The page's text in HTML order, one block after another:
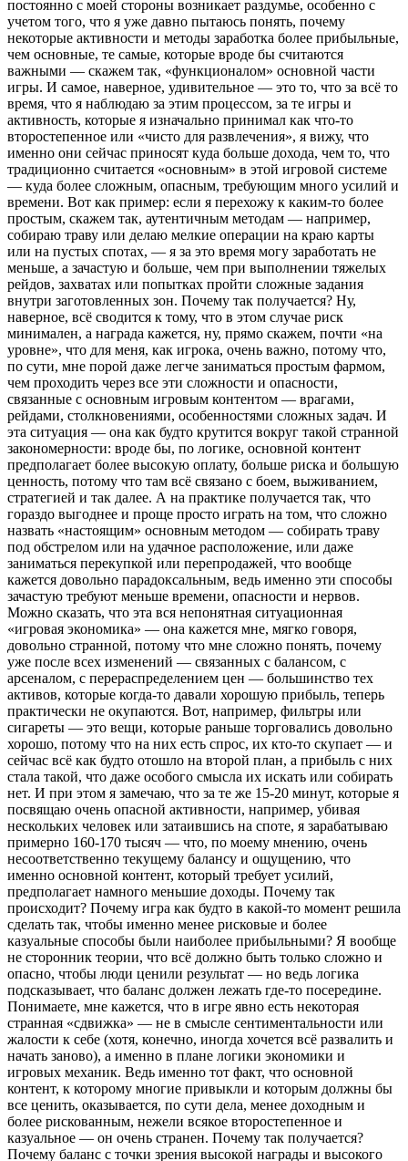
постоянно с моей стороны возникает раздумье, особенно с
учетом того, что я уже давно пытаюсь понять, почему
некоторые активности и методы заработка более прибыльные,
чем основные, те самые, которые вроде бы считаются
важными — скажем так, «функционалом» основной части
игры. И самое, наверное, удивительное — это то, что за всё то
время, что я наблюдаю за этим процессом, за те игры и
активность, которые я изначально принимал как что-то
второстепенное или «чисто для развлечения», я вижу, что
именно они сейчас приносят куда больше дохода, чем то, что
традиционно считается «основным» в этой игровой системе
— куда более сложным, опасным, требующим много усилий и
времени. Вот как пример: если я перехожу к каким-то более
простым, скажем так, аутентичным методам — например,
собираю траву или делаю мелкие операции на краю карты
или на пустых спотах, — я за это время могу заработать не
меньше, а зачастую и больше, чем при выполнении тяжелых
рейдов, захватах или попытках пройти сложные задания
внутри заготовленных зон. Почему так получается? Ну,
наверное, всё сводится к тому, что в этом случае риск
минимален, а награда кажется, ну, прямо скажем, почти «на
уровне», что для меня, как игрока, очень важно, потому что,
по сути, мне порой даже легче заниматься простым фармом,
чем проходить через все эти сложности и опасности,
связанные с основным игровым контентом — врагами,
рейдами, столкновениями, особенностями сложных задач. И
эта ситуация — она как будто крутится вокруг такой странной
закономерности: вроде бы, по логике, основной контент
предполагает более высокую оплату, больше риска и большую
ценность, потому что там всё связано с боем, выживанием,
стратегией и так далее. А на практике получается так, что
гораздо выгоднее и проще просто играть на том, что сложно
назвать «настоящим» основным методом — собирать траву
под обстрелом или на удачное расположение, или даже
заниматься перекупкой или перепродажей, что вообще
кажется довольно парадоксальным, ведь именно эти способы
зачастую требуют меньше времени, опасности и нервов.
Можно сказать, что эта вся непонятная ситуационная
«игровая экономика» — она кажется мне, мягко говоря,
довольно странной, потому что мне сложно понять, почему
уже после всех изменений — связанных с балансом, с
арсеналом, с перераспределением цен — большинство тех
активов, которые когда-то давали хорошую прибыль, теперь
практически не окупаются. Вот, например, фильтры или
сигареты — это вещи, которые раньше торговались довольно
хорошо, потому что на них есть спрос, их кто-то скупает — и
сейчас всё как будто отошло на второй план, а прибыль с них
стала такой, что даже особого смысла их искать или собирать
нет. И при этом я замечаю, что за те же 15-20 минут, которые я
посвящаю очень опасной активности, например, убивая
нескольких человек или затаившись на споте, я зарабатываю
примерно 160-170 тысяч — что, по моему мнению, очень
несоответственно текущему балансу и ощущению, что
именно основной контент, который требует усилий,
предполагает намного меньшие доходы. Почему так
происходит? Почему игра как будто в какой-то момент решила
сделать так, чтобы именно менее рисковые и более
казуальные способы были наиболее прибыльными? Я вообще
не сторонник теории, что всё должно быть только сложно и
опасно, чтобы люди ценили результат — но ведь логика
подсказывает, что баланс должен лежать где-то посередине.
Понимаете, мне кажется, что в игре явно есть некоторая
странная «сдвижка» — не в смысле сентиментальности или
жалости к себе (хотя, конечно, иногда хочется всё развалить и
начать заново), а именно в плане логики экономики и
игровых механик. Ведь именно тот факт, что основной
контент, к которому многие привыкли и которым должны бы
все ценить, оказывается, по сути дела, менее доходным и
более рискованным, нежели всякое второстепенное и
казуальное — он очень странен. Почему так получается?
Почему баланс с точки зрения высокой награды и высокого